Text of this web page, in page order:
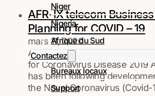
Niger
Nigeria
Afrique du Sud
Contactez
Bureaux locaux
Support
AFR-IX telecom
Planning for COVID – 19
mars 11, 2020
AFR-IX telecom Business
for Coronavirus Disease 2019
has been following
the Novel Coronavirus (Covid-